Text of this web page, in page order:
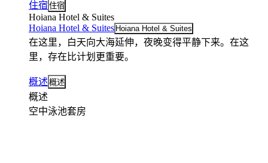
住宿 住宿
Hoiana Hotel & Suites
Hoiana Hotel & Suites Hoiana Hotel & Suites
在这里，白天向大海延伸，夜晚变得平静下来。在这
里，存在比计划更重要。
概述 概述
概述
空中泳池套房